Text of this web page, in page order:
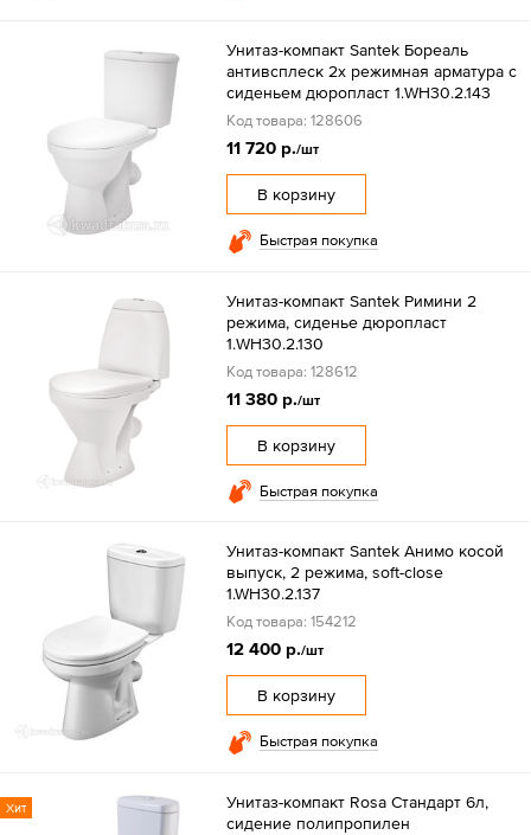
Унитаз-компакт Santek Бореаль
антивсплеск 2х режимная арматура с
сиденьем дюропласт 1.WH30.2.143
Код товара: 128606
11 720 р./шт
В корзину
Быстрая покупка
Унитаз-компакт Santek Римини 2
режима, сиденье дюропласт
1.WH30.2.130
Код товара: 128612
11 380 р./шт
В корзину
Быстрая покупка
Унитаз-компакт Santek Анимо косой
выпуск, 2 режима, soft-close
1.WH30.2.137
Код товара: 154212
12 400 р./шт
В корзину
Быстрая покупка
Хит
Унитаз-компакт Rosa Стандарт 6л,
сидение полипропилен